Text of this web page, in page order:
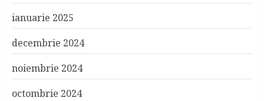
ianuarie 2025
decembrie 2024
noiembrie 2024
octombrie 2024